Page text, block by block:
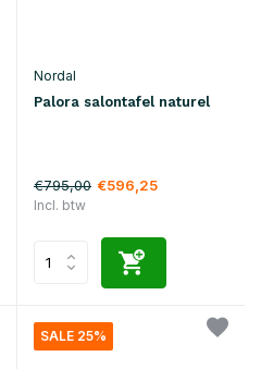
Nordal
Palora salontafel naturel
€795,00 €596,25
Incl. btw
SALE 25%